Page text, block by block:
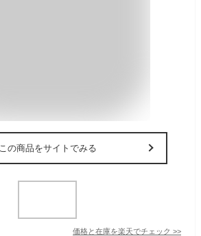
この商品をサイトでみる
価格と在庫を楽天でチェック >>